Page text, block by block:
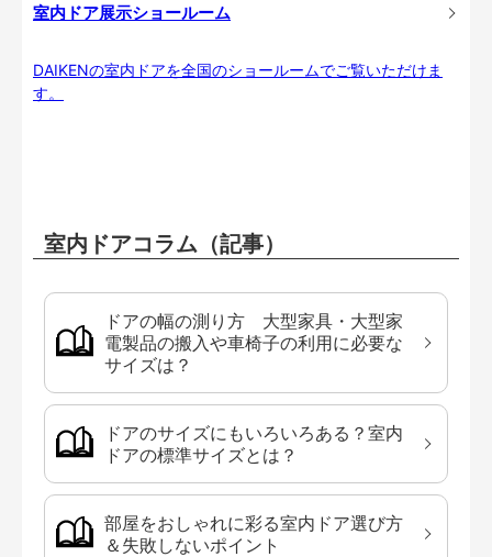
室内ドア展示ショールーム
DAIKENの室内ドアを全国のショールームでご覧いただけま
す。
室内ドアコラム（記事）
ドアの幅の測り方 大型家具・大型家
電製品の搬入や車椅子の利用に必要な
サイズは？
ドアのサイズにもいろいろある？室内
ドアの標準サイズとは？
部屋をおしゃれに彩る室内ドア選び方
＆失敗しないポイント